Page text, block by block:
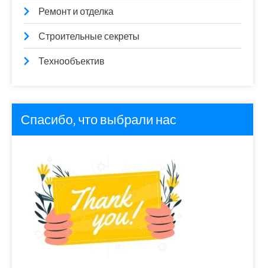
Ремонт и отделка
Строительные секреты
Технообъектив
Спасибо, что выбрали нас